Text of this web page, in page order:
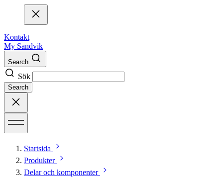
Kontakt
My Sandvik
Search
Sök
Search
Startsida
Produkter
Delar och komponenter